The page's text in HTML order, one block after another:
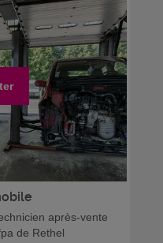
après-vente
de Rethel